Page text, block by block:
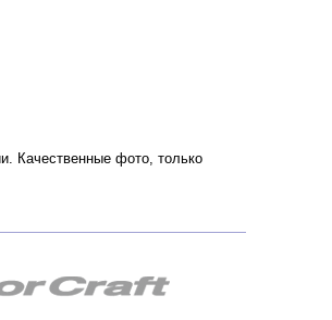
Качественные фото, только